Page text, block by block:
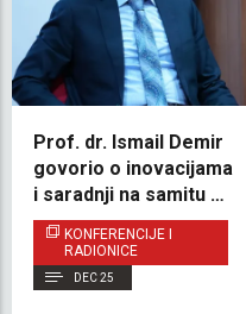
Prof. dr. Ismail Demir
govorio o inovacijama
i saradnji na samitu na
IUS-u
KONFERENCIJE I
RADIONICE
DEC 25